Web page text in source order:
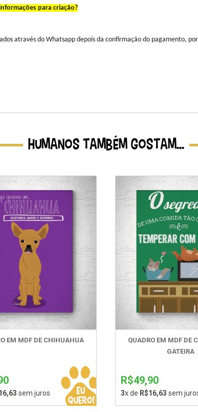
para criação?
através do Whatsapp depois da confirmação do pagamento,
HUMANOS TAMBÉM GOSTAM...
EM MDF DE CHIHUAHUA
sem juros
QUADRO EM MDF DE
GATEIRA
R$49,90
3x de R$16,63 sem